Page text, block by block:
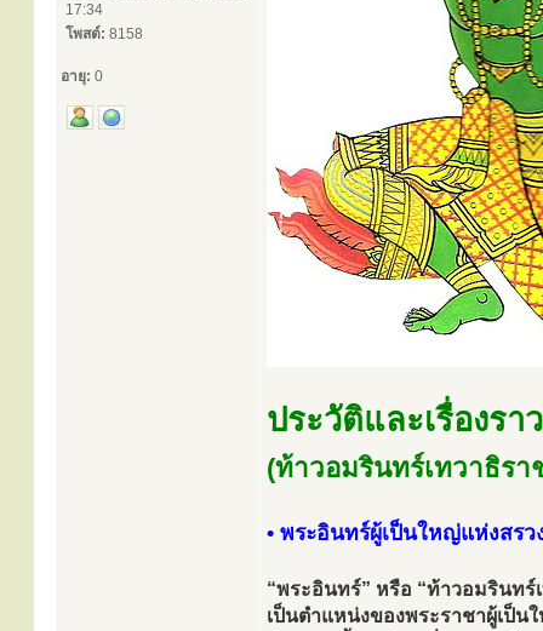
17:34
โพสต์: 8158
อายุ: 0
ประวัติและเรื่องรา
(ท้าวอมรินทร์เทวาธิรา
• พระอินทร์ผู้เป็นใหญ่แห่งสรว
“พระอินทร์” หรือ “ท้าวอมรินทร์
เป็นตำแหน่งของพระราชาผู้เป็น